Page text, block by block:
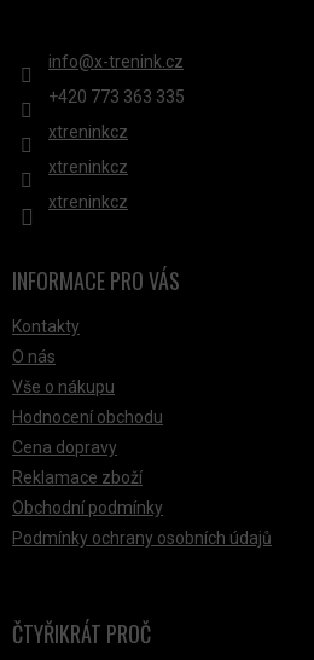
info@x-trenink.cz
+420 ‭773 363 335
xtreninkcz
xtreninkcz
xtreninkcz
INFORMACE PRO VÁS
Kontakty
O nás
Vše o nákupu
Hodnocení obchodu
Cena dopravy
Reklamace zboží
Obchodní podmínky
Podmínky ochrany osobních údajů
ČTYŘIKRÁT PROČ